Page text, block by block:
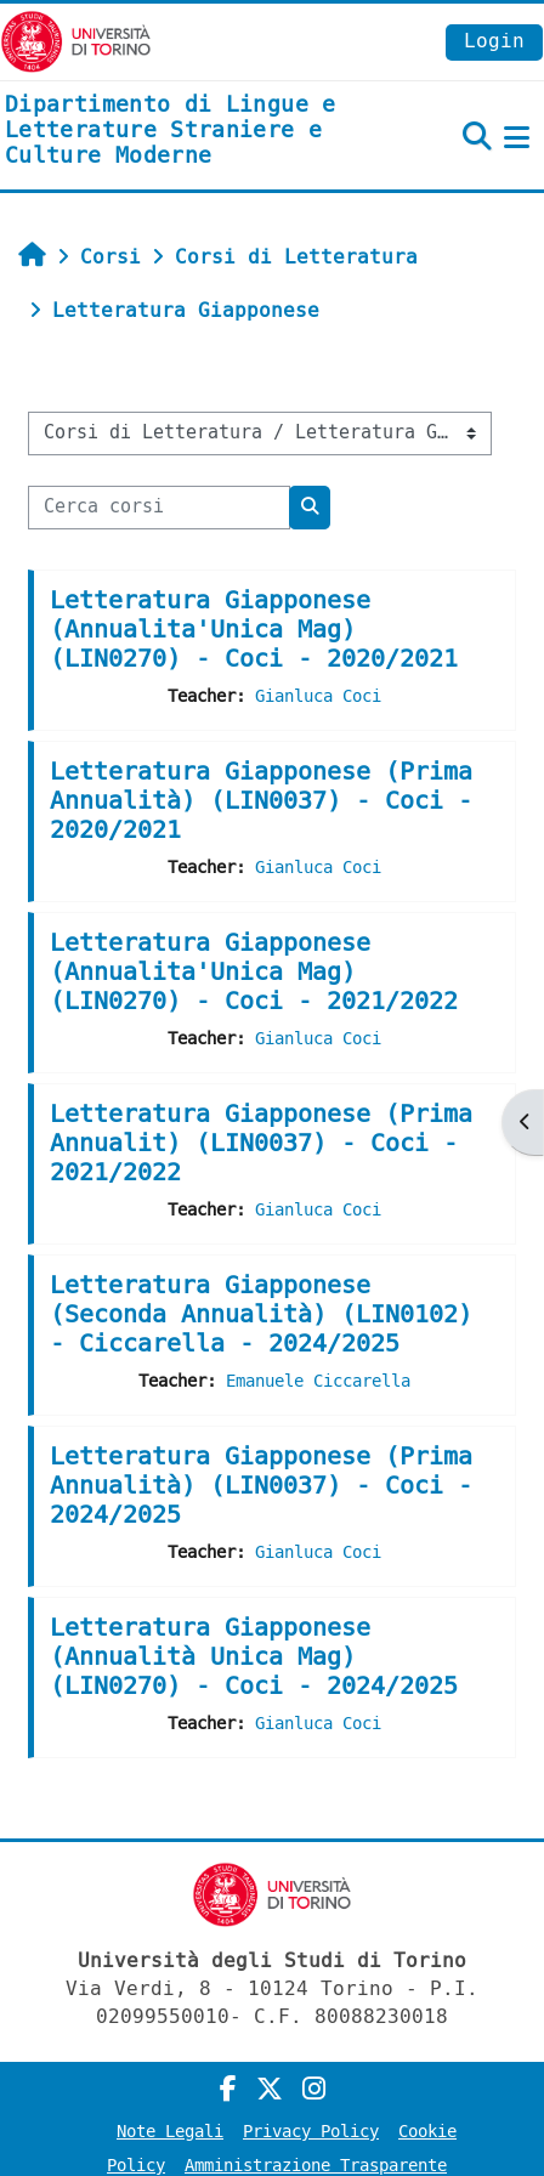
Vai al contenuto principale
Login
Dipartimento di Lingue e
Letterature Straniere e
Culture Moderne
Home
Corsi
Corsi di Letteratura
Letteratura Giapponese
Categorie di corso
Cerca corsi
Cerca corsi
Letteratura Giapponese
(Annualita'Unica Mag)
(LIN0270) - Coci - 2020/2021
Teacher: Gianluca Coci
Letteratura Giapponese (Prima
Annualità) (LIN0037) - Coci -
2020/2021
Teacher: Gianluca Coci
Letteratura Giapponese
(Annualita'Unica Mag)
(LIN0270) - Coci - 2021/2022
Teacher: Gianluca Coci
Letteratura Giapponese (Prima
Annualit) (LIN0037) - Coci -
2021/2022
Teacher: Gianluca Coci
Letteratura Giapponese
(Seconda Annualità) (LIN0102)
- Ciccarella - 2024/2025
Teacher: Emanuele Ciccarella
Letteratura Giapponese (Prima
Annualità) (LIN0037) - Coci -
2024/2025
Teacher: Gianluca Coci
Letteratura Giapponese
(Annualità Unica Mag)
(LIN0270) - Coci - 2024/2025
Teacher: Gianluca Coci
Università degli Studi di Torino
Via Verdi, 8 - 10124 Torino - P.I.
02099550010- C.F. 80088230018
Note Legali Privacy Policy
Cookie
Policy
Amministrazione Trasparente